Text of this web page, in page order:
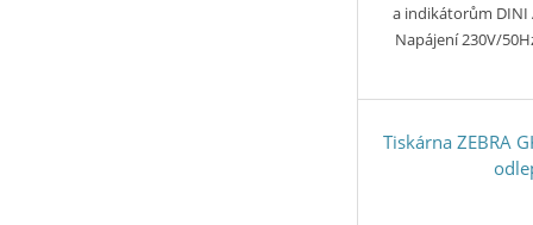
a indikátorům DINI
Napájení 230V/
Tiskárna ZEBRA